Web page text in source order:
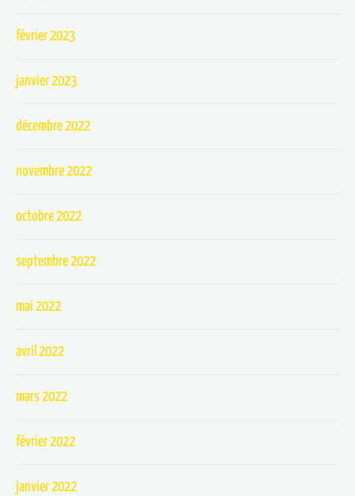
février 2023
janvier 2023
décembre 2022
novembre 2022
octobre 2022
septembre 2022
mai 2022
avril 2022
mars 2022
février 2022
janvier 2022